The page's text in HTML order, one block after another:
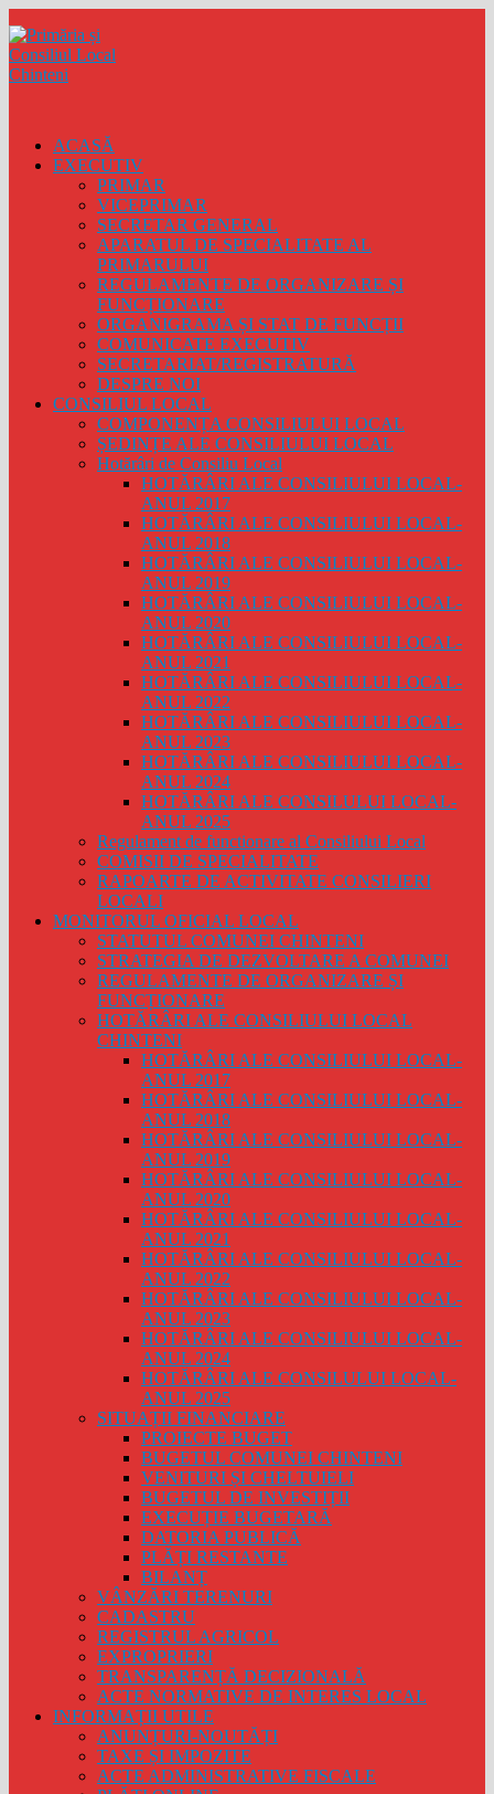
ACASĂ
EXECUTIV
PRIMAR
VICEPRIMAR
SECRETAR GENERAL
APARATUL DE SPECIALITATE AL
PRIMARULUI
REGULAMENTE DE ORGANIZARE ȘI
FUNCȚIONARE
ORGANIGRAMA ȘI STAT DE FUNCȚII
COMUNICATE EXECUTIV
SECRETARIAT/REGISTRATURĂ
DESPRE NOI
CONSILIUL LOCAL
COMPONENȚA CONSILIULUI LOCAL
ȘEDINȚE ALE CONSILIULUI LOCAL
Hotărâri de Consiliu Local
HOTĂRÂRI ALE CONSILIULUI LOCAL-
ANUL 2017
HOTĂRÂRI ALE CONSILIULUI LOCAL-
ANUL 2018
HOTĂRÂRI ALE CONSILIULUI LOCAL-
ANUL 2019
HOTĂRÂRI ALE CONSILIULUI LOCAL-
ANUL 2020
HOTĂRÂRI ALE CONSILIULUI LOCAL-
ANUL 2021
HOTĂRÂRI ALE CONSILIULUI LOCAL-
ANUL 2022
HOTĂRÂRI ALE CONSILIULUI LOCAL-
ANUL 2023
HOTĂRÂRI ALE CONSILIULUI LOCAL-
ANUL 2024
HOTĂRÂRI ALE CONSILULUI LOCAL-
ANUL 2025
Regulament de functionare al Consiliului Local
COMISII DE SPECIALITATE
RAPOARTE DE ACTIVITATE CONSILIERI
LOCALI
MONITORUL OFICIAL LOCAL
STATUTUL COMUNEI CHINTENI
STRATEGIA DE DEZVOLTARE A COMUNEI
REGULAMENTE DE ORGANIZARE ȘI
FUNCȚIONARE
HOTĂRÂRI ALE CONSILIULUI LOCAL
CHINTENI
HOTĂRÂRI ALE CONSILIULUI LOCAL-
ANUL 2017
HOTĂRÂRI ALE CONSILIULUI LOCAL-
ANUL 2018
HOTĂRÂRI ALE CONSILIULUI LOCAL-
ANUL 2019
HOTĂRÂRI ALE CONSILIULUI LOCAL-
ANUL 2020
HOTĂRÂRI ALE CONSILIULUI LOCAL-
ANUL 2021
HOTĂRÂRI ALE CONSILIULUI LOCAL-
ANUL 2022
HOTĂRÂRI ALE CONSILIULUI LOCAL-
ANUL 2023
HOTĂRÂRI ALE CONSILIULUI LOCAL-
ANUL 2024
HOTĂRÂRI ALE CONSILULUI LOCAL-
ANUL 2025
SITUAȚII FINANCIARE
PROIECTE BUGET
BUGETUL COMUNEI CHINTENI
VENITURI ȘI CHELTUIELI
BUGETUL DE INVESTIȚII
EXECUȚIE BUGETARĂ
DATORIA PUBLICĂ
PLĂȚI RESTANTE
BILANȚ
VÂNZĂRI TERENURI
CADASTRU
REGISTRUL AGRICOL
EXPROPRIERI
TRANSPARENȚĂ DECIZIONALĂ
ACTE NORMATIVE DE INTERES LOCAL
INFORMAȚII UTILE
ANUNȚURI-NOUTĂȚI
TAXE ȘI IMPOZITE
ACTE ADMINISTRATIVE FISCALE